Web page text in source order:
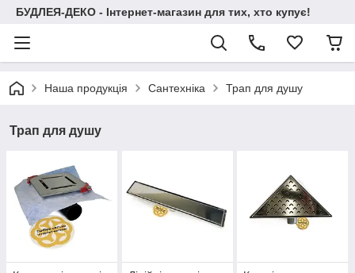
БУДЛЕЯ-ДЕКО - Інтернет-магазин для тих, хто купує!
Наша продукція Сантехніка Трап для душу
Трап для душу